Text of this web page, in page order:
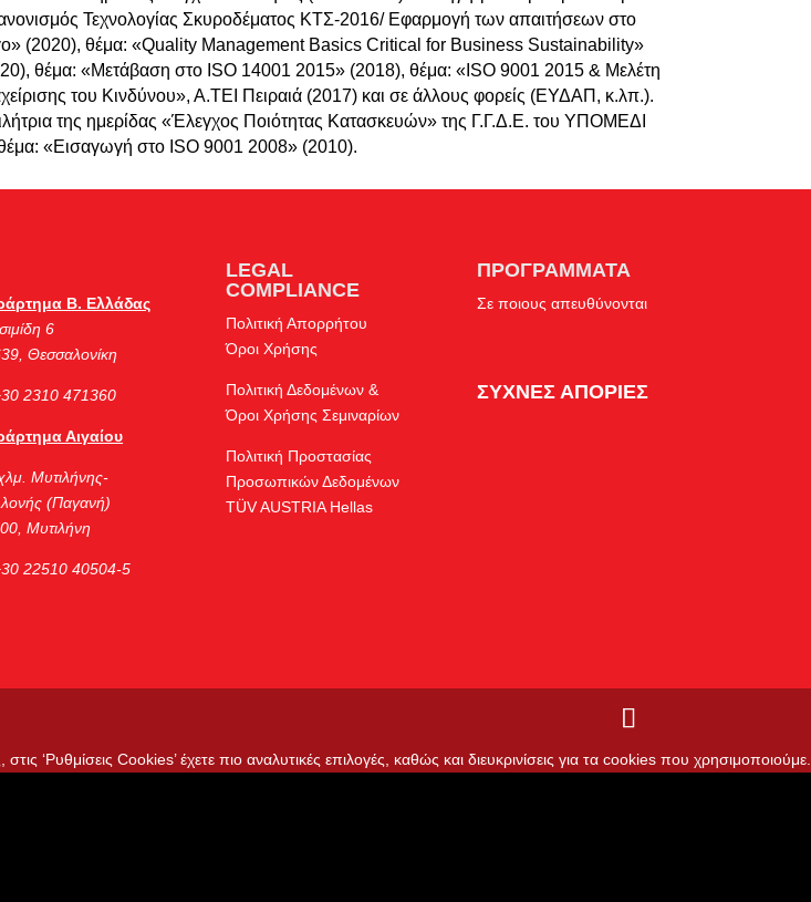
Τεχνολογίας Σκυροδέματος ΚΤΣ-2016/ Εφαρμογή των απαιτήσεων στο
(2020), θέμα: «Quality Management Basics Critical for Business Sustainability»
θέμα: «Μετάβαση στο ISO 14001 2015» (2018), θέμα: «ISO 9001 2015 & Μελέτη
του Κινδύνου», Α.ΤΕΙ Πειραιά (2017) και σε άλλους φορείς (ΕΥΔΑΠ, κ.λπ.).
της ημερίδας «Έλεγχος Ποιότητας Κατασκευών» της Γ.Γ.Δ.Ε. του ΥΠΟΜΕΔΙ
«Εισαγωγή στο ISO 9001 2008» (2010).
Β. Ελλάδας
6
Θεσσαλονίκη
2310 471360
Αιγαίου
Μυτιλήνης-
(Παγανή)
Μυτιλήνη
22510 40504-5
LEGAL
COMPLIANCE
Πολιτική Απορρήτου
Όροι Χρήσης
Πολιτική Δεδομένων &
Όροι Χρήσης Σεμιναρίων
Πολιτική Προστασίας
Προσωπικών Δεδομένων
TÜV AUSTRIA Hellas
ΠΡΟΓΡΑΜΜΑΤΑ
Σε ποιους απευθύνονται
ΣΥΧΝΕΣ ΑΠΟΡΙΕΣ
‘Ρυθμίσεις Cookies’ έχετε πιο αναλυτικές επιλογές, καθώς και διευκρινίσεις για τα cookies που χρησιμοποιούμε.